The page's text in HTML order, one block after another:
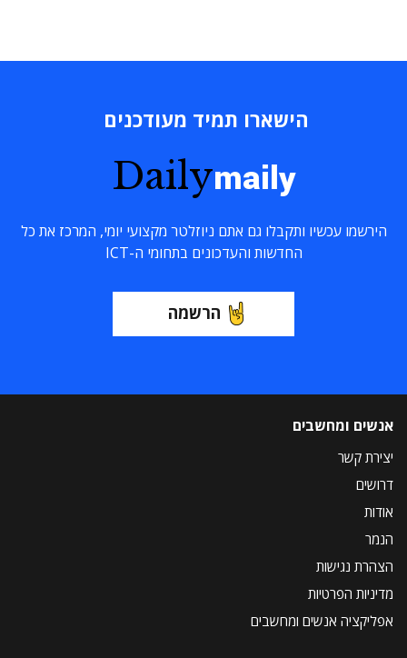
הישארו תמיד מעודכנים
Dailymaily
הירשמו עכשיו ותקבלו גם אתם ניוזלטר מקצועי יומי, המרכז את כל
החדשות והעדכונים בתחומי ה-ICT
הרשמה
אנשים ומחשבים
יצירת קשר
דרושים
אודות
הנמר
הצהרת נגישות
מדיניות הפרטיות
אפליקציה אנשים ומחשבים